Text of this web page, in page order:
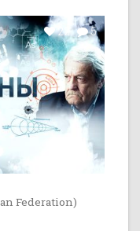
22 5
Federation)